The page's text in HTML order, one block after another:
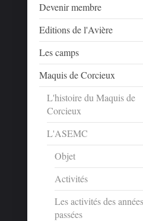
Devenir membre
Editions de l'Avière
Les camps
Maquis de Corcieux
L'histoire du Maquis de
Corcieux
L'ASEMC
Objet
Activités
Les activités des années
passées